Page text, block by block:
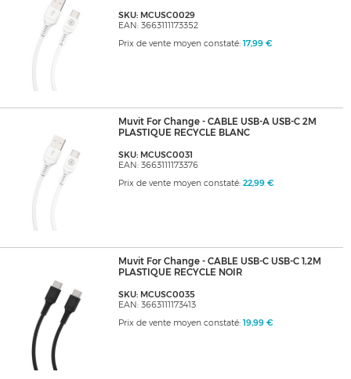
SKU: MCUSC0029
EAN: 3663111173352
Prix de vente moyen constaté: 17,99 €
Muvit For Change - CABLE USB-A USB-C 2M
PLASTIQUE RECYCLE BLANC
SKU: MCUSC0031
EAN: 3663111173376
Prix de vente moyen constaté: 22,99 €
Muvit For Change - CABLE USB-C USB-C 1,2M
PLASTIQUE RECYCLE NOIR
SKU: MCUSC0035
EAN: 3663111173413
Prix de vente moyen constaté: 19,99 €